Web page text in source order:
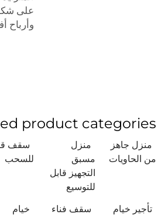
على
وأرباح
product categories
منزل جاهز
من الحاويات
منزل
مسبق
التجهيز قابل
للتوسيع
سقف
للسحب
تأجير خيام
سقف فناء
خيام